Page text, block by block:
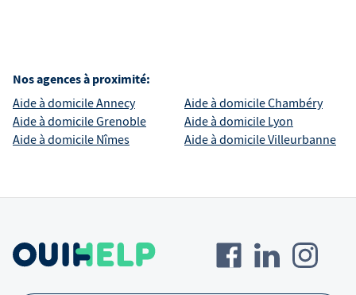
Nos agences à proximité:
Aide à domicileAnnecy Aide à domicileChambéry
Aide à domicileGrenoble Aide à domicile Lyon
Aide à domicile Nîmes Aide à domicileVilleurbanne